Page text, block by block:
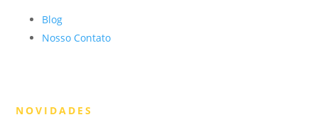
Blog
Nosso Contato
NOVIDADES